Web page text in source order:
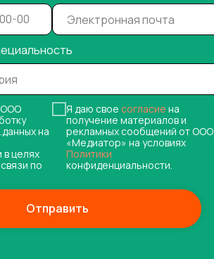
ООО
на
целях
по
Я даю свое согласие на
получение материалов и
рекламных сообщений от ООО
«Медиатор» на условиях
Политики
конфиденциальности.
Отправить